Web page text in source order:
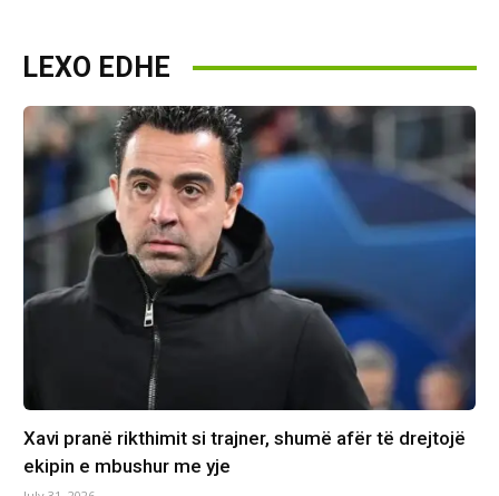
LEXO EDHE
Xavi pranë rikthimit si trajner, shumë afër të drejtojë
ekipin e mbushur me yje